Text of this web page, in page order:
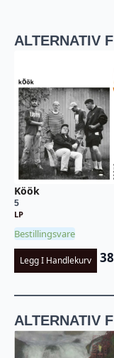
ALTERNATIV
Köök
5
LP
Bestillingsvare
Legg I Handlekurv
ALTERNATIV